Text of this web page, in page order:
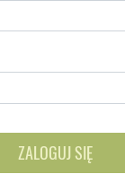
ZALOGUJ SIĘ